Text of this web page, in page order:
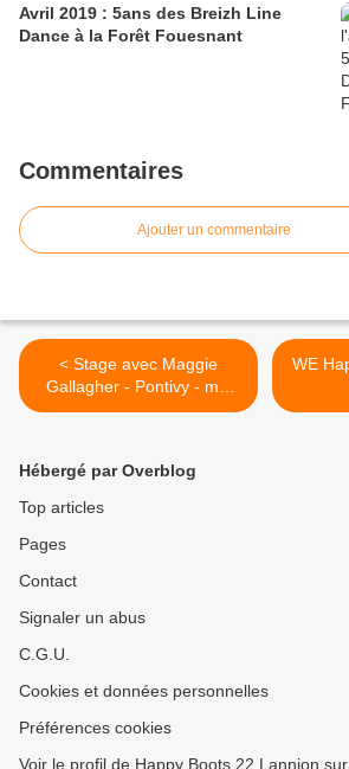
Avril 2019 : 5ans des Breizh Line
Dance à la Forêt Fouesnant
Commentaires
Ajouter un commentaire
< Stage avec Maggie
Gallagher - Pontivy - mai
2008
WE
Hébergé par Overblog
Top articles
Pages
Contact
Signaler un abus
C.G.U.
Cookies et données personnelles
Préférences cookies
Voir le profil de Happy Boots 22 Lannion